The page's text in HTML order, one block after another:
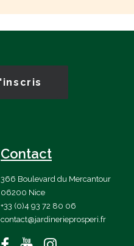
Contact
366 Boulevard du Mercantour
06200 Nice
+33 (0)4 93 72 80 06
contact@jardinerieprosperi.fr